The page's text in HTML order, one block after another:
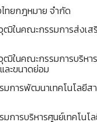
ทยกฎหมาย จํากัด
ในคณะกรรมการส่งเส
ในคณะกรรมการบริหา
ละขนาดย่อม
มการพัฒนาเทคโนโลยีส
การบริหารศูนย์เทคโนโ